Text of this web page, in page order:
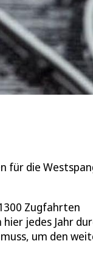
für die
Zugfahrten
jedes Jahr
um den